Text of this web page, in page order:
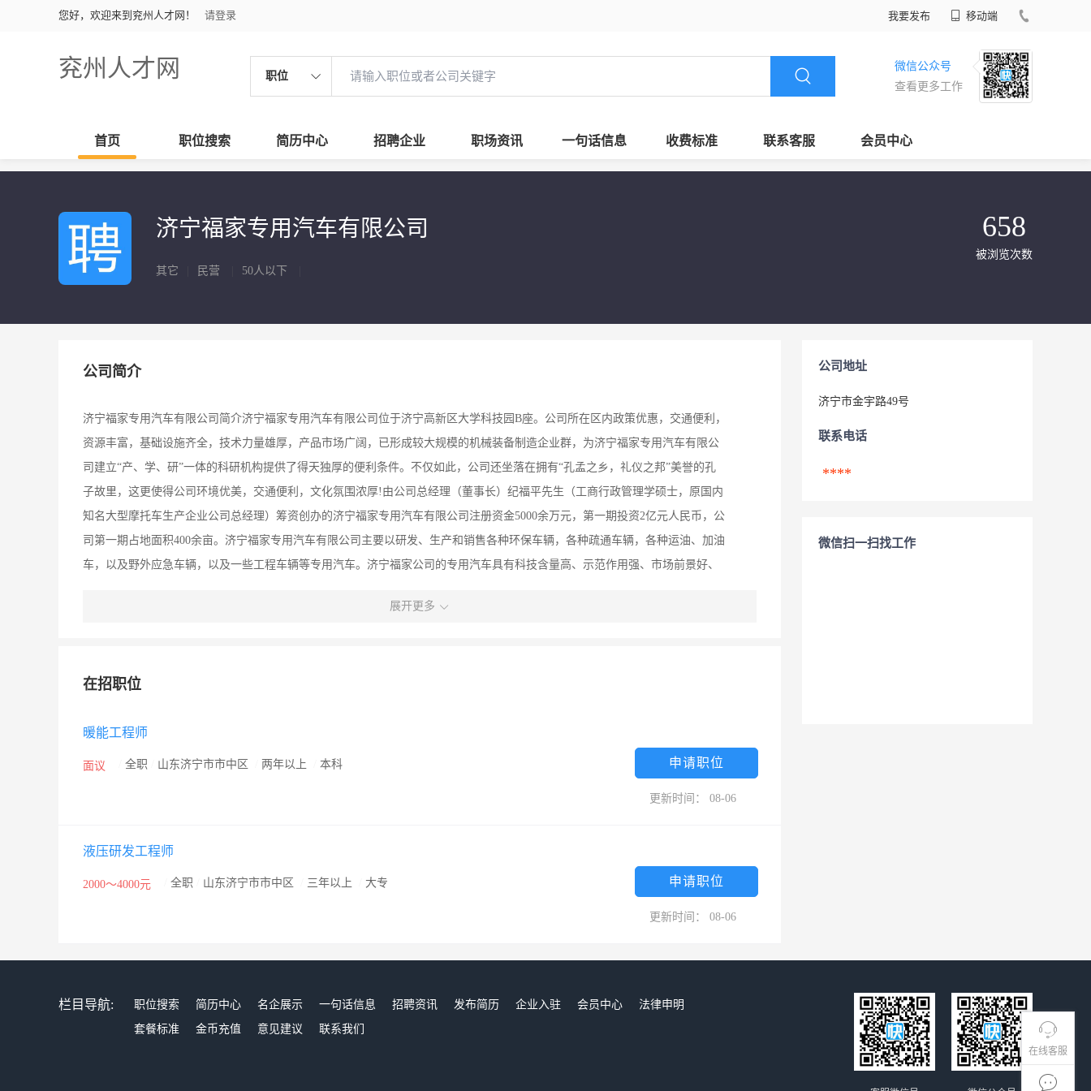
您好，欢迎来到兖州人才网！ 请登录 我要发布 移动端
兖州人才网 职位
微信公众号
查看更多工作
首页 职位搜索 简历中心 招聘企业 职场资讯 一句话信息 收费标准 联系客服 会员中心
在线客服
济宁福家专用汽车有限公司
其它 民营 50人以下
658
被浏览次数
公司简介
济宁福家专用汽车有限公司简介济宁福家专用汽车有限公司位于济宁高新区大学科技园B座。公司所在区内政策优惠，交通便利，
资源丰富，基础设施齐全，技术力量雄厚，产品市场广阔，已形成较大规模的机械装备制造企业群，为济宁福家专用汽车有限公
司建立“产、学、研”一体的科研机构提供了得天独厚的便利条件。不仅如此，公司还坐落在拥有“孔孟之乡，礼仪之邦”美誉的孔
子故里，这更使得公司环境优美，交通便利，文化氛围浓厚!由公司总经理（董事长）纪福平先生（工商行政管理学硕士，原国内
知名大型摩托车生产企业公司总经理）筹资创办的济宁福家专用汽车有限公司注册资金5000余万元，第一期投资2亿元人民币，公
司第一期占地面积400余亩。济宁福家专用汽车有限公司主要以研发、生产和销售各种环保车辆，各种疏通车辆，各种运油、加油
车，以及野外应急车辆，以及一些工程车辆等专用汽车。济宁福家公司的专用汽车具有科技含量高、示范作用强、市场前景好、
伐，提高物流业管理水平和社会效益，提高国防现代化水平都具有十分重要的战略意义和现实作用。济宁福家专用汽车有限公司
宁福家专用汽车有限公司一定会更加辉煌和灿烂！公司秉承总经理纪福平先生的先进理念和战略思路，始终以建立股份制公司为
“人尽其才，材尽其用”理念进行选拔和使用，公司为有志加入公司共同发展提供了广阔的发展空间和平台。公司要求员工在待人
接物时本着“先做人，后做事”原则，要求员工踏踏实实做人、规规矩矩办事，以诚取信，童叟无欺。公司在员工开展业务时，要
展开更多
在招职位
暖能工程师
面议 全职 山东济宁市市中区 两年以上 本科 申请职位
更新时间： 08-06
液压研发工程师
2000～4000元 全职 山东济宁市市中区 三年以上 大专 申请职位
更新时间： 08-06
公司地址
济宁市金宇路49号
联系电话
****
微信扫一扫找工作
栏目导航: 职位搜索 简历中心 名企展示 一句话信息 招聘资讯 发布简历 企业入驻 会员中心
法律申明
套餐标准
金币充值 意见建议 联系我们